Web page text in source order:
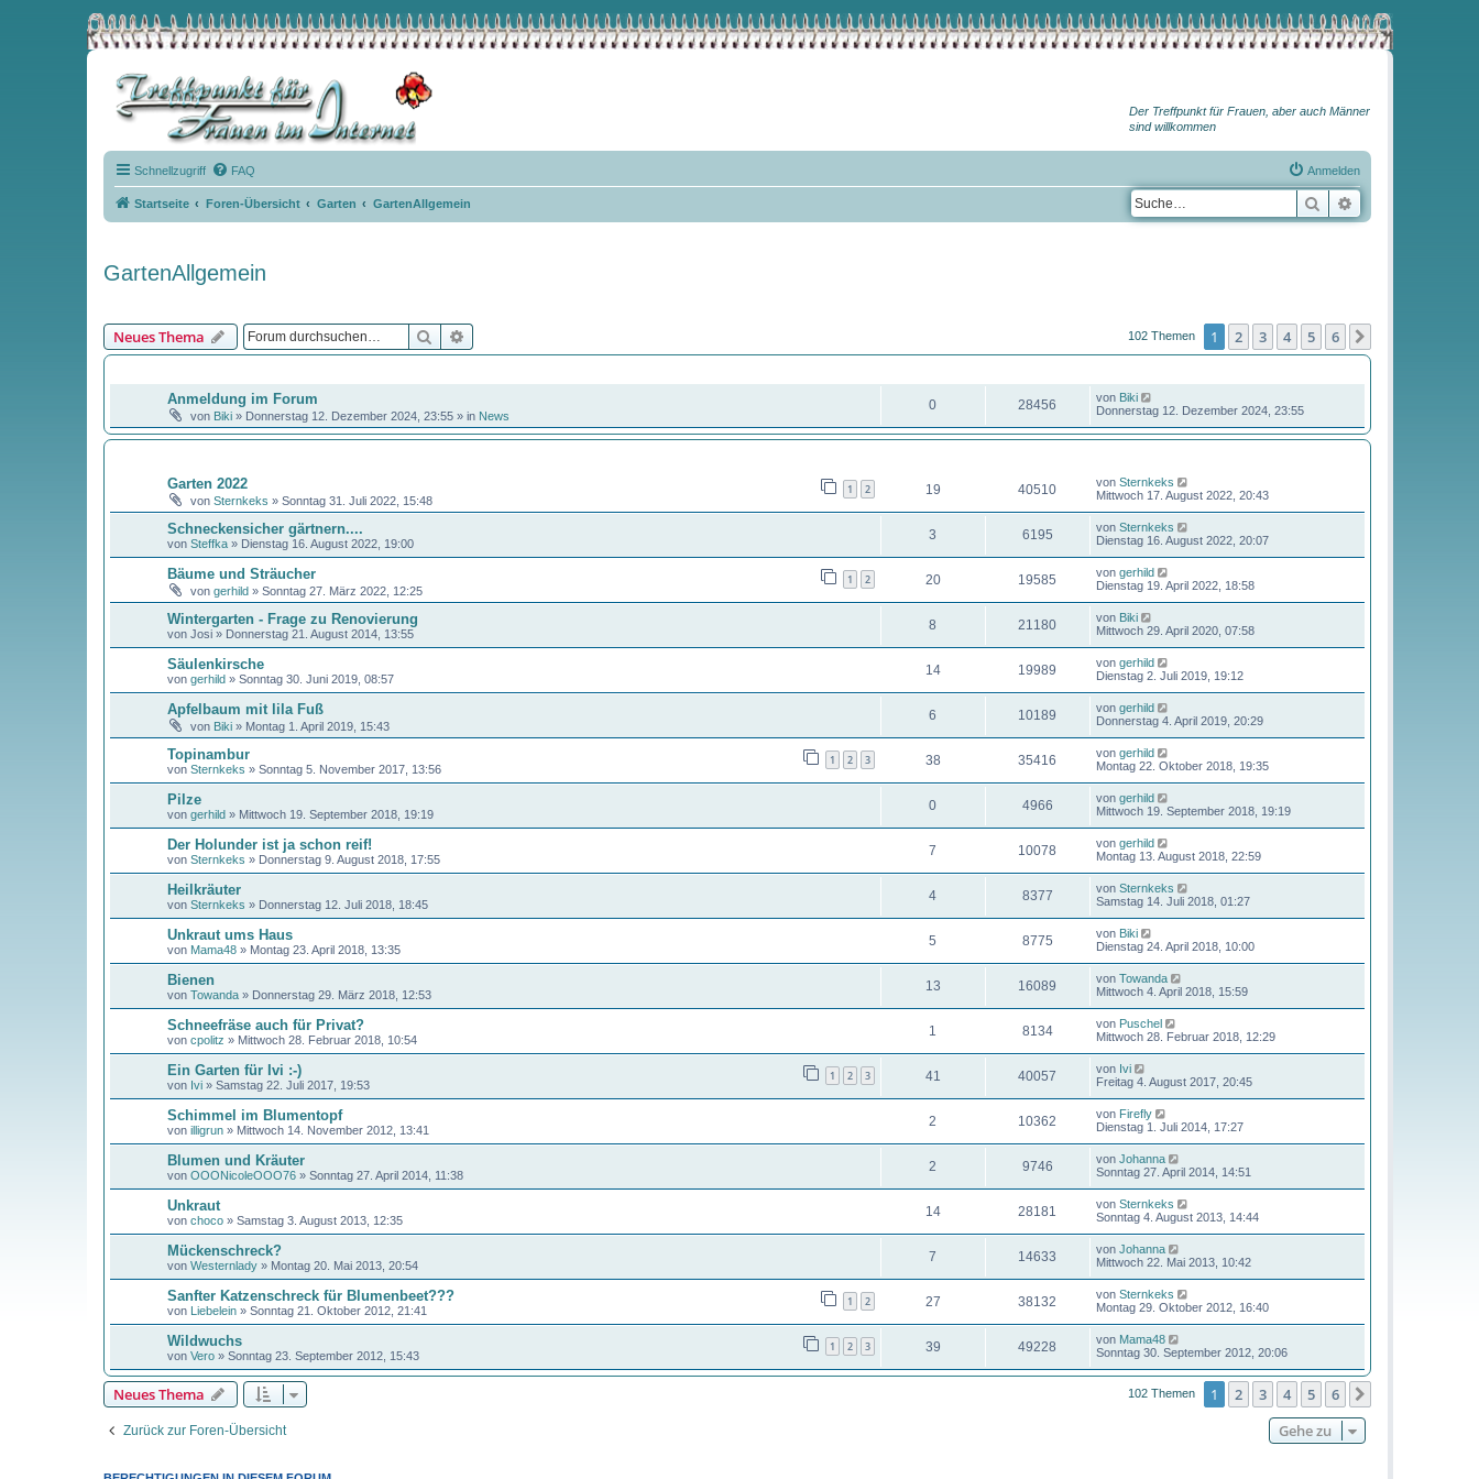
Der Treffpunkt für Frauen, aber auch Männer
sind willkommen
Schnellzugriff FAQ Anmelden
Startseite Foren-Übersicht Garten GartenAllgemein Suche
GartenAllgemein
Neues Thema Suche 102 Themen 1 2 3 4 5 6
Anmeldung im Forum
von Biki» Donnerstag 12. Dezember 2024, 23:55» in News
0 28456 von Biki
Donnerstag 12. Dezember 2024, 23:55
Garten 2022
von Sternkeks » Sonntag 31. Juli 2022, 15:48
1 2 19 40510 von Sternkeks
Mittwoch 17. August 2022, 20:43
Schneckensicher gärtnern....
von Steffka» Dienstag 16. August 2022, 19:00
3 6195 von Sternkeks
Dienstag 16. August 2022, 20:07
Bäume und Sträucher
von gerhild» Sonntag 27. März 2022, 12:25
1 2 20 19585 von gerhild
Dienstag 19. April 2022, 18:58
Wintergarten - Frage zu Renovierung
von Josi» Donnerstag 21. August 2014, 13:55
8 21180 von Biki
Mittwoch 29. April 2020, 07:58
Säulenkirsche
von gerhild» Sonntag 30. Juni 2019, 08:57
14 19989 von gerhild
Dienstag 2. Juli 2019, 19:12
Apfelbaum mit lila Fuß
von Biki» Montag 1. April 2019, 15:43
6 10189 von gerhild
Donnerstag 4. April 2019, 20:29
Topinambur
von Sternkeks » Sonntag 5. November 2017, 13:56
1 2 3 38 35416 von gerhild
Montag 22. Oktober 2018, 19:35
Pilze
von gerhild» Mittwoch 19. September 2018, 19:19
0 4966 von gerhild
Mittwoch 19. September 2018, 19:19
Der Holunder ist ja schon reif!
von Sternkeks » Donnerstag 9. August 2018, 17:55
7 10078 von gerhild
Montag 13. August 2018, 22:59
Heilkräuter
von Sternkeks » Donnerstag 12. Juli 2018, 18:45
4 8377 von Sternkeks
Samstag 14. Juli 2018, 01:27
Unkraut ums Haus
von Mama48» Montag 23. April 2018, 13:35
5 8775 von Biki
Dienstag 24. April 2018, 10:00
Bienen
von Towanda» Donnerstag 29. März 2018, 12:53
13 16089 von Towanda
Mittwoch 4. April 2018, 15:59
Schneefräse auch für Privat?
von cpolitz » Mittwoch 28. Februar 2018, 10:54
1 8134 von Puschel
Mittwoch 28. Februar 2018, 12:29
Ein Garten für Ivi :-)
von Ivi» Samstag 22. Juli 2017, 19:53
1 2 3 41 40057 von Ivi
Freitag 4. August 2017, 20:45
Schimmel im Blumentopf
von illigrun» Mittwoch 14. November 2012, 13:41
2 10362 von Firefly
Dienstag 1. Juli 2014, 17:27
Blumen und Kräuter
von OOONicoleOOO76» Sonntag 27. April 2014, 11:38
2 9746 von Johanna
Sonntag 27. April 2014, 14:51
Unkraut
von choco» Samstag 3. August 2013, 12:35
14 28181 von Sternkeks
Sonntag 4. August 2013, 14:44
Mückenschreck?
von Westernlady» Montag 20. Mai 2013, 20:54
7 14633 von Johanna
Mittwoch 22. Mai 2013, 10:42
Sanfter Katzenschreck für Blumenbeet???
von Liebelein» Sonntag 21. Oktober 2012, 21:41
1 2 27 38132 von Sternkeks
Montag 29. Oktober 2012, 16:40
Wildwuchs
von Vero» Sonntag 23. September 2012, 15:43
1 2 3 39 49228 von Mama48
Sonntag 30. September 2012, 20:06
Neues Thema 102 Themen 1 2 3 4 5 6
Zurück zur Foren-Übersicht Gehe zu